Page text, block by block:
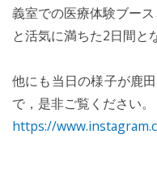
義室での医療体験ブー
と活気に満ちた2日間と
他にも当日の様子が鹿
で，是非ご覧ください。
https://